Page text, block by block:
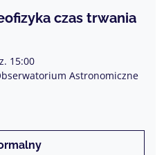
czas trwania
15:00
Astronomiczne